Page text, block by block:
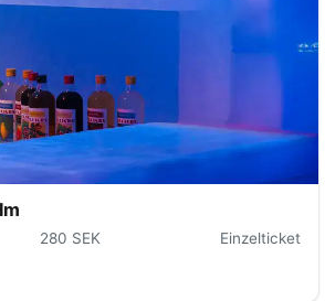
280 SEK Einzelticket